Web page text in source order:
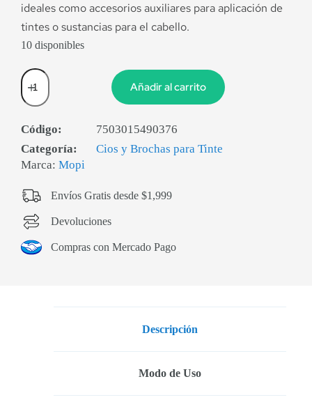
ideales como accesorios auxiliares para aplicación de
tintes o sustancias para el cabello.
10 disponibles
Añadir al carrito
Código:
7503015490376
Categoría:
Cios y Brochas para Tinte
Marca: Mopi
Envíos Gratis desde $1,999
Devoluciones
Compras con Mercado Pago
Descripción
Modo de Uso